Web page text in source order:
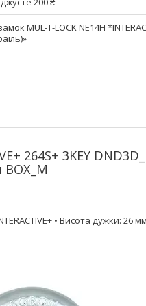
MUL-T-LOCK NE14H
264S+ 3KEY
• Висота дужки: 26